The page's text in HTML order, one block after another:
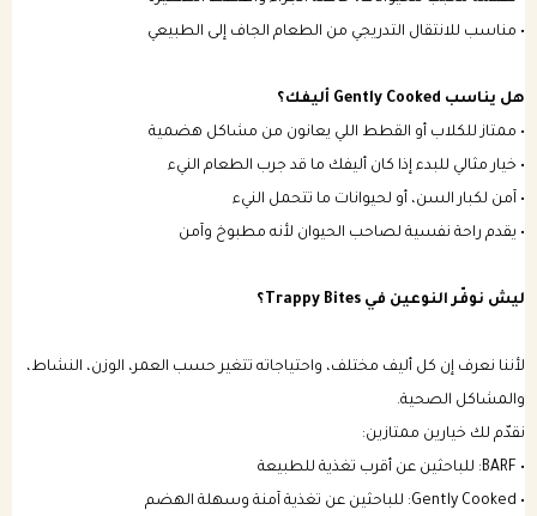
• مناسب للانتقال التدريجي من الطعام الجاف إلى الطبيعي
هل يناسب Gently Cooked أليفك؟
• ممتاز للكلاب أو القطط اللي يعانون من مشاكل هضمية
• خيار مثالي للبدء إذا كان أليفك ما قد جرب الطعام النيء
• آمن لكبار السن، أو لحيوانات ما تتحمل النيء
• يقدم راحة نفسية لصاحب الحيوان لأنه مطبوخ وآمن
ليش نوفّر النوعين في Trappy Bites؟
لأننا نعرف إن كل أليف مختلف، واحتياجاته تتغير حسب العمر، الوزن، النشاط،
والمشاكل الصحية.
نقدّم لك خيارين ممتازين:
• BARF: للباحثين عن أقرب تغذية للطبيعة
• Gently Cooked: للباحثين عن تغذية آمنة وسهلة الهضم